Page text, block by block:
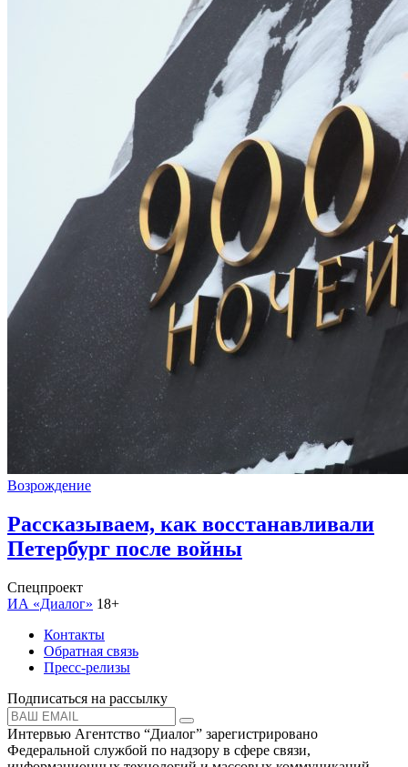
Возрождение
Рассказываем, как восстанавливали
Петербург после войны
Спецпроект
ИА «Диалог» 18+
Контакты
Обратная связь
Пресс-релизы
Подписаться на рассылку
Интервью Агентство “Диалог” зарегистрировано
Федеральной службой по надзору в сфере связи,